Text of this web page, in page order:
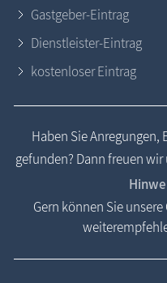
Gastgeber-Eintrag
Dienstleister-Eintrag
kostenloser Eintrag
Haben Sie Anregungen,
gefunden? Dann freuen
Gern können Sie